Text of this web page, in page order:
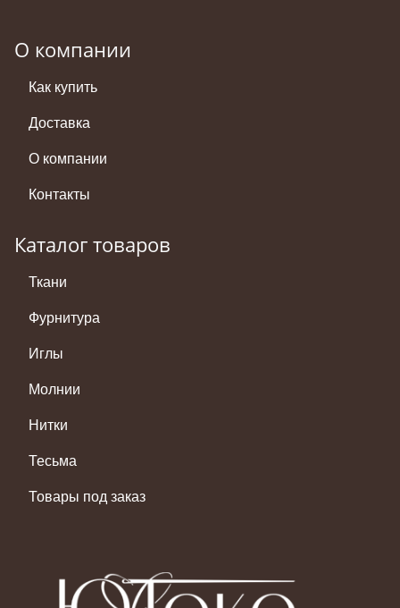
О компании
Как купить
Доставка
О компании
Контакты
Каталог товаров
Ткани
Фурнитура
Иглы
Молнии
Нитки
Тесьма
Товары под заказ